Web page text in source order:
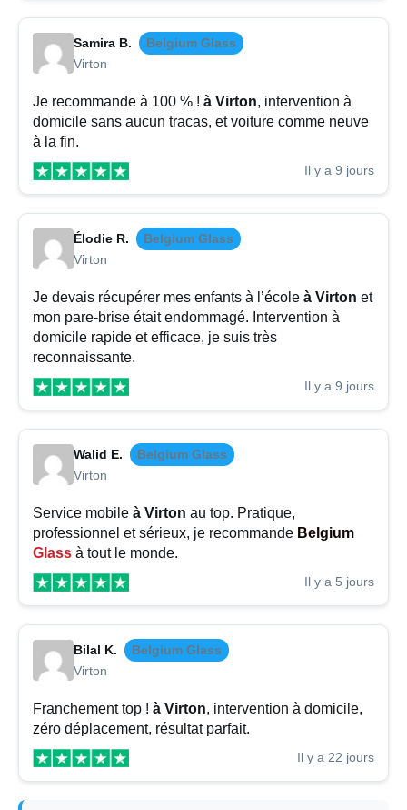
Samira B.
Belgium Glass
Virton
Je recommande à 100 % ! à Virton, intervention à
domicile sans aucun tracas, et voiture comme neuve
à la fin.
Il y a 9 jours
Élodie R.
Belgium Glass
Virton
Je devais récupérer mes enfants à l’école à Virton et
mon pare-brise était endommagé. Intervention à
domicile rapide et efficace, je suis très
reconnaissante.
Il y a 9 jours
Walid E.
Belgium Glass
Virton
Service mobile à Virton au top. Pratique,
professionnel et sérieux, je recommande Belgium
Glass à tout le monde.
Il y a 5 jours
Bilal K.
Belgium Glass
Virton
Franchement top ! à Virton, intervention à domicile,
zéro déplacement, résultat parfait.
Il y a 22 jours